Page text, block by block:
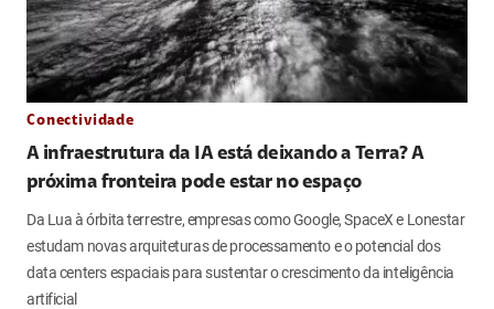
Conectividade
A infraestrutura da IA está deixando a Terra? A
próxima fronteira pode estar no espaço
Da Lua à órbita terrestre, empresas como Google, SpaceX e Lonestar
estudam novas arquiteturas de processamento e o potencial dos
data centers espaciais para sustentar o crescimento da inteligência
artificial